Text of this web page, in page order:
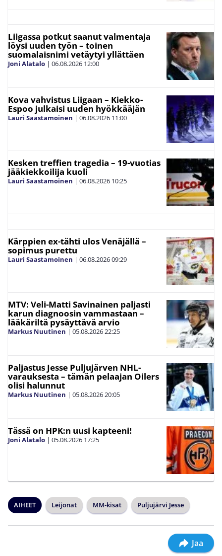
Liigassa potkut saanut valmentaja
löysi uuden työn – toinen
suomalaisnimi vetäytyi yllättäen
Joni Alatalo | 06.08.2026 12:00
Kova vahvistus Liigaan – Kiekko-
Espoo julkaisi uuden hyökkääjän
Lauri Saastamoinen | 06.08.2026 11:00
Kesken treffien tragedia – 19-vuotias
jääkiekkoilija kuoli
Lauri Saastamoinen | 06.08.2026 10:25
Kärppien ex-tähti ulos Venäjällä –
sopimus purettu
Lauri Saastamoinen | 06.08.202609:29
MTV: Veli-Matti Savinainen paljasti
karun diagnoosin vammastaan –
lääkäriltä pysäyttävä arvio
Markus Nuutinen | 05.08.202622:25
Paljastus Jesse Puljujärven NHL-
varauksesta – tämän pelaajan Oilers
olisi halunnut
Markus Nuutinen | 05.08.202620:05
Tässä on HPK:n uusi kapteeni!
Joni Alatalo | 05.08.2026 17:25
AIHEET Leijonat MM-kisat Puljujärvi Jesse
Jaa